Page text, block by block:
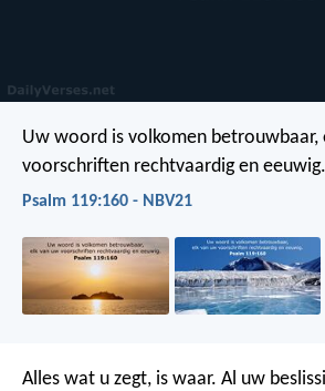
Uw woord is volkomen betrouwbaar,
voorschriften rechtvaardig en eeuwig.
Psalm 119:160 - NBV21
Alles wat u zegt, is waar. Al uw